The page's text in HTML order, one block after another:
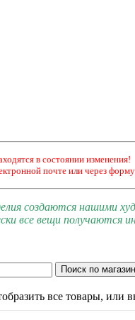
в состоянии изменения!
почте или через
создаются нашими
все вещи получаются
все товары, или